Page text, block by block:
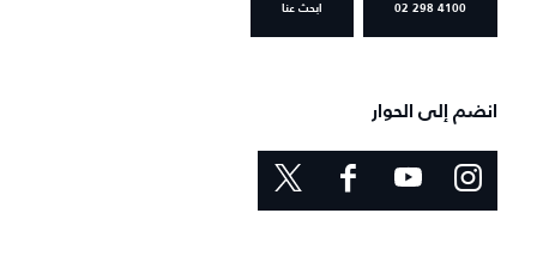
02 298 4100 ابحث عنا
انضم إلى الحوار